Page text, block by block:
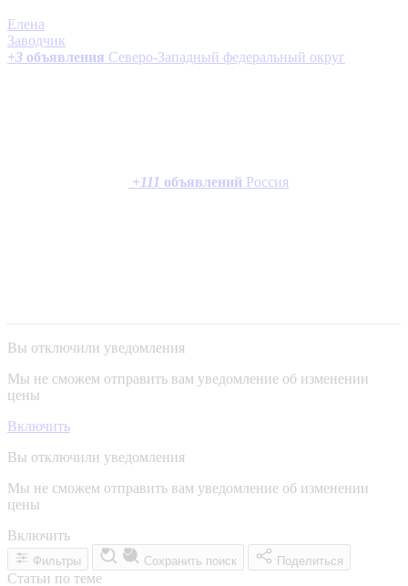
Елена
Заводчик
+3 объявления Северо-Западный федеральный округ
+111 объявлений Россия
Вы отключили уведомления
Мы не сможем отправить вам уведомление об изменении
цены
Включить
Вы отключили уведомления
Мы не сможем отправить вам уведомление об изменении
цены
Включить
Фильтры Сохранить поиск Поделиться
Статьи по теме